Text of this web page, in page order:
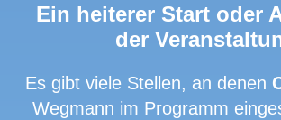
Ein heiterer Start oder
der
Es gibt viele Stellen, an denen
Wegmann im Programm